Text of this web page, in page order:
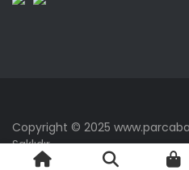
Copyright © 2025
Saklıdır.